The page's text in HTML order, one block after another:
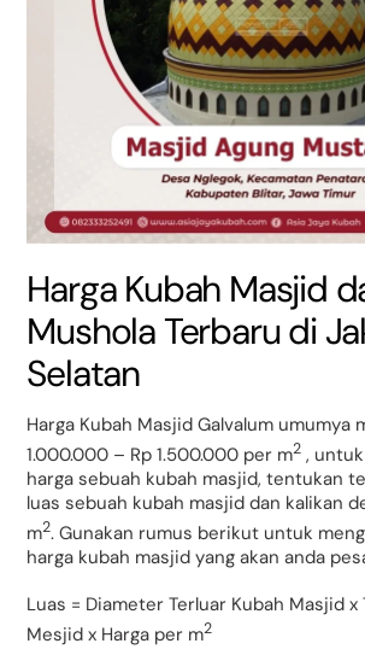
Harga Kubah Masjid
Mushola Terbaru di
Selatan
Harga Kubah Masjid Galvalum umumya
1.000.000 – Rp 1.500.000 per m2 ,
harga sebuah kubah masjid, tentukan
luas sebuah kubah masjid dan kalikan
m2. Gunakan rumus berikut untuk
harga kubah masjid yang akan anda
Luas = Diameter Terluar Kubah Masjid x
Mesjid x Harga per m2